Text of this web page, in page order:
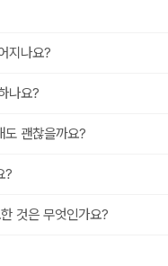
지나요?
나요?
도 괜찮을까요?
?
것은 무엇인가요?